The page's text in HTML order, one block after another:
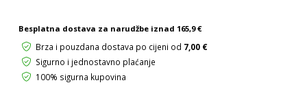
Besplatna dostava za narudžbe iznad 165,9 €
Brza i pouzdana dostava po cijeni od 7,00 €
Sigurno i jednostavno plaćanje
100% sigurna kupovina